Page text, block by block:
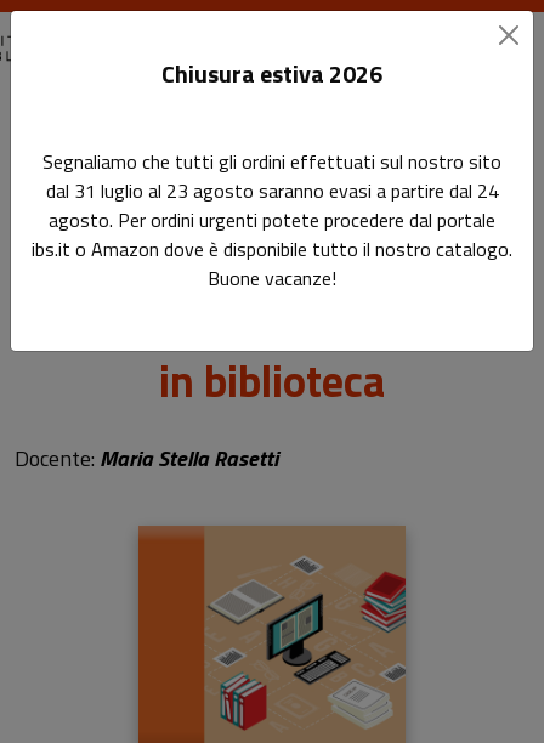
Le tre “i” dell’eccellenza: identità, idee, innovazione in
biblioteca
Le tre “i” dell’eccellenza:
in biblioteca
Docente: Maria Stella Rasetti
Chiusura estiva 2026
Segnaliamo che tutti gli ordini effettuati sul nostro sito
dal 31 luglio al 23 agosto saranno evasi a partire dal 24
agosto. Per ordini urgenti potete procedere dal portale
ibs.it o Amazon dove è disponibile tutto il nostro catalogo.
Buone vacanze!